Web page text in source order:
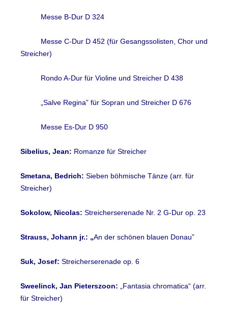
Messe B-Dur D 324
Messe C-Dur D 452 (für Gesangssolisten, Chor und
Streicher)
Rondo A-Dur für Violine und Streicher D 438
„Salve Regina” für Sopran und Streicher D 676
Messe Es-Dur D 950
Sibelius, Jean: Romanze für Streicher
Smetana, Bedrich: Sieben böhmische Tänze (arr. für
Streicher)
Sokolow, Nicolas: Streicherserenade Nr. 2 G-Dur op. 23
Strauss, Johann jr.: „An der schönen blauen Donau”
Suk, Josef: Streicherserenade op. 6
Sweelinck, Jan Pieterszoon: „Fantasia chromatica“ (arr.
für Streicher)